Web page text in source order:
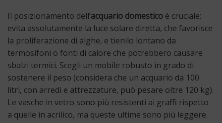
Il posizionamento dell’acquario domestico è cruciale:
evita assolutamente la luce solare diretta, che favorisce
la proliferazione di alghe, e tienilo lontano da
termosifoni o fonti di calore che potrebbero causare
sbalzi termici. Scegli un mobile robusto in grado di
sostenere il peso (considera che un acquario da 100
litri, con arredi e attrezzature, può pesare oltre 120 kg).
Le vasche in vetro sono più resistenti ai graffi rispetto
a quelle in acrilico, ma queste ultime sono più leggere.